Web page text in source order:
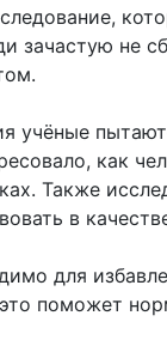
зачастую не
учёные
как
Также
в
для
поможет